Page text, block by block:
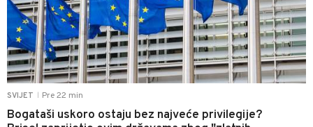
SVIJET Pre 22 min
Bogataši uskoro ostaju bez najveće privilegije?